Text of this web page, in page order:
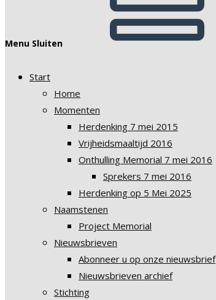
Menu Sluiten
Start
Home
Momenten
Herdenking 7 mei 2015
Vrijheidsmaaltijd 2016
Onthulling Memorial 7 mei 2016
Sprekers 7 mei 2016
Herdenking op 5 Mei 2025
Naamstenen
Project Memorial
Nieuwsbrieven
Abonneer u op onze nieuwsbrief
Nieuwsbrieven archief
Stichting